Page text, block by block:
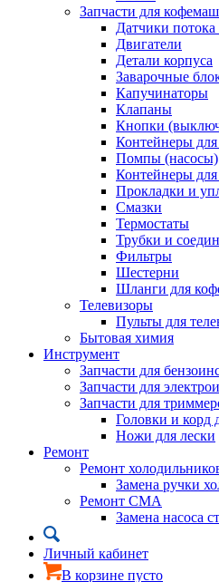
Запчасти для
Датчики
Двигатели
Детали корпуса
Заварочные
Капучинаторы
Клапаны
Кнопки
Контейнеры
Помпы (насосы)
Контейнеры для
Прокладки и
Смазки
Термостаты
Трубки и
Фильтры
Шестерни
Шланги для
Телевизоры
Пульты для
Бытовая химия
Инструмент
Запчасти для
Запчасти для
Запчасти для
Головки и корд
Ножи для лески
Ремонт
Ремонт
Замена ручки
Ремонт СМА
Замена насоса
Личный кабинет
В корзине пусто